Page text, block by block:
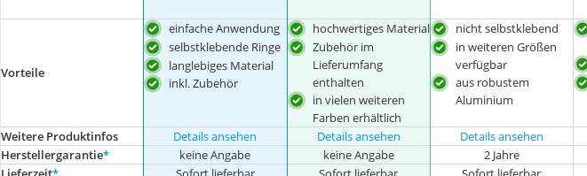
Vorteile
einfache Anwendung
selbstklebende Ringe
langlebiges Material
inkl. Zubehör
hochwertiges Material
Zubehör im
Lieferumfang
enthalten
in vielen weiteren
Farben erhältlich
nicht selbstklebend
in weiteren Größen
verfügbar
aus robustem
Aluminium
Weitere Produktinfos Details ansehen Details ansehen Details ansehen
Herstellergarantie* keine Angabe keine Angabe 2 Jahre